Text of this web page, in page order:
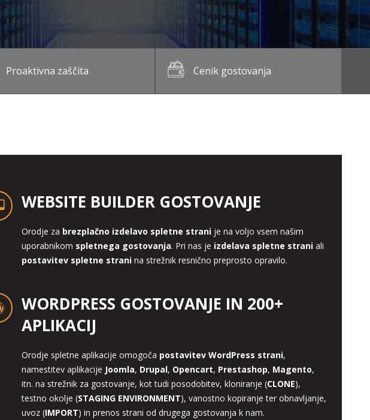
Proaktivna zaščita Cenik gostovanja
WEBSITE BUILDER GOSTOVANJE
Orodje za brezplačno izdelavo spletne strani je na voljo vsem našim
uporabnikom spletnega gostovanja. Pri nas je izdelava spletne strani ali
postavitev spletne strani na strežnik resnično preprosto opravilo.
WORDPRESS GOSTOVANJE IN 200+
APLIKACIJ
Orodje spletne aplikacije omogoča postavitev WordPress strani,
namestitev aplikacije Joomla, Drupal, Opencart, Prestashop, Magento,
itn. na strežnik za gostovanje, kot tudi posodobitev, kloniranje (CLONE),
testno okolje (STAGING ENVIRONMENT), vanostno kopiranje ter obnavljanje,
uvoz (IMPORT) in prenos strani od drugega gostovanja k nam.